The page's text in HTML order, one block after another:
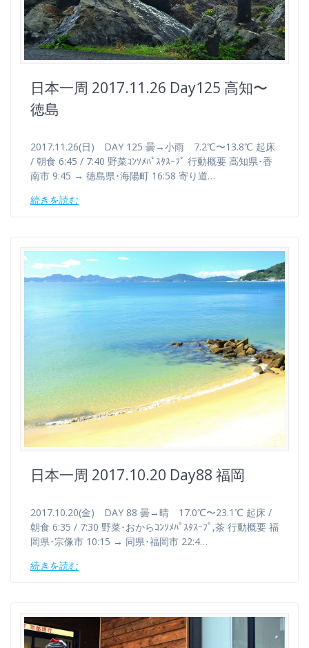
日本一周 2017.11.26 Day125 高知〜
徳島
2017.11.26(日) DAY 125 曇→小雨 7.2℃〜13.8℃ 起床
/ 朝食 6:45 / 7:40 野菜ｺﾝｿﾒﾊﾟｽﾀｽｰﾌﾟ 行動概要 高知県･香
南市 9:45 → 徳島県･海陽町 16:58 寄り道…
続きを読む
日本一周 2017.10.20 Day88 福岡
2017.10.20(金) DAY 88 曇→晴 17.0℃〜23.1℃ 起床 /
朝食 6:35 / 7:30 野菜･おからｺﾝｿﾒﾊﾟｽﾀｽｰﾌﾟ,茶 行動概要 福
岡県･宗像市 10:15 → 同県･福岡市 22:4…
続きを読む